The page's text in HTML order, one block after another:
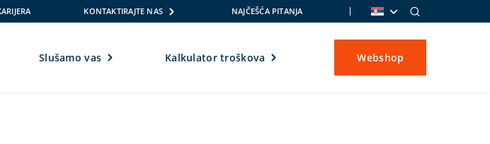
KONTAKTIRAJTE NAS NAJČEŠĆA PITANJA
Slušamo vas Kalkulator troškova Webshop